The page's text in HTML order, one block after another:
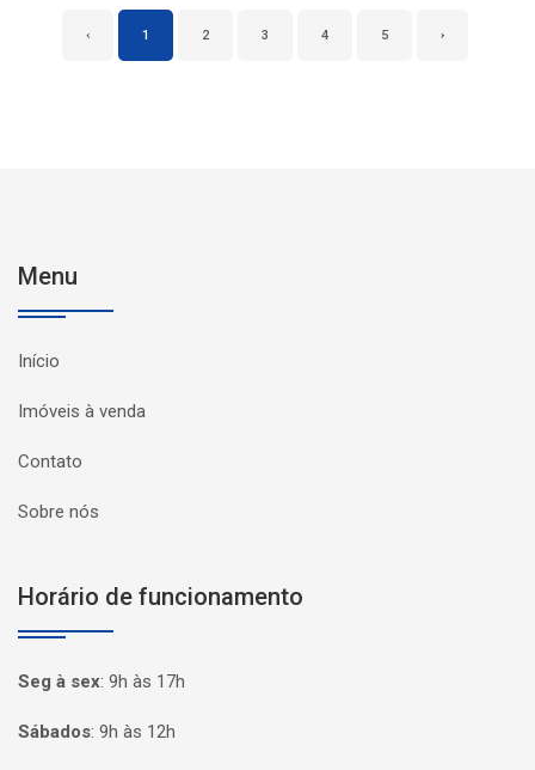
‹ 1 2 3 4 5 ›
Menu
Início
Imóveis à venda
Contato
Sobre nós
Horário de funcionamento
Seg à sex: 9h às 17h
Sábados: 9h às 12h